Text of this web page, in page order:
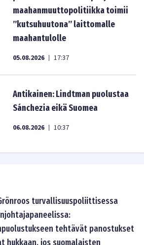
maahanmuuttopolitiikka toimii
”kutsuhuutona” laittomalle
maahantulolle
05.08.2026 | 17:37
Antikainen: Lindtman puolustaa
Sánchezia eikä Suomea
06.08.2026 | 10:37
turvallisuuspoliittisessa
tehtävät panostukset
hukkaan, jos suomalaisten